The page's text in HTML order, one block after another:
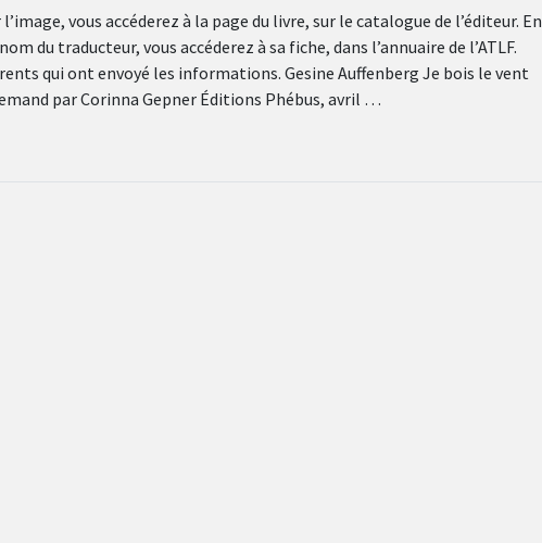
vous accéderez à la page du livre, sur le catalogue de l’éditeur. En
du traducteur, vous accéderez à sa fiche, dans l’annuaire de l’ATLF.
qui ont envoyé les informations. Gesine Auffenberg Je bois le vent
par Corinna Gepner Éditions Phébus, avril …